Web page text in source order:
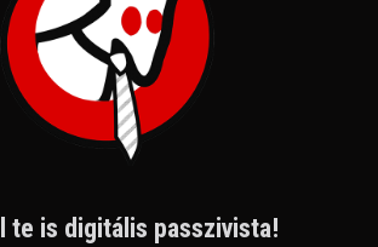
te is digitális passzivista!